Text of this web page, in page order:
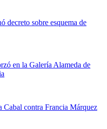
decreto sobre esquema de
en la Galería Alameda de
Cabal contra Francia Márquez